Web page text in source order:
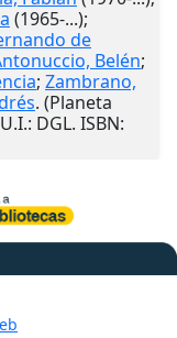
(1965-...);
de
Belén;
; Zambrano,
. (Planeta
U.I.: DGL. ISBN: